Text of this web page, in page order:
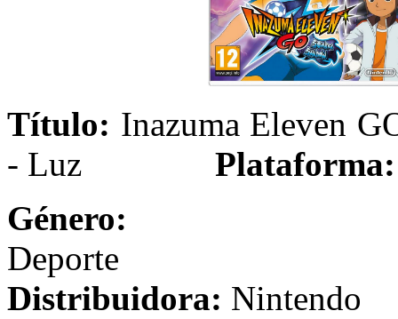
Título: Inazuma Eleven
- Luz Plataforma:
Género:
Distribuidora: Nintendo